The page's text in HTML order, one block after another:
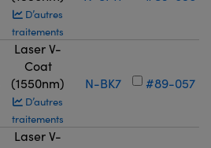
D’autres
traitements
Laser V-
Coat
(1550nm)
D’autres
traitements
N-BK7 #89-057
Laser V-